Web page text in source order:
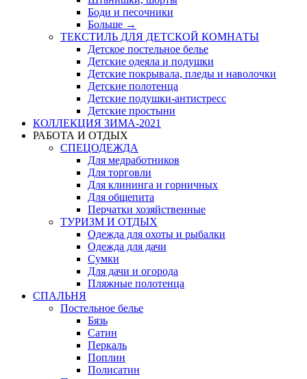
Боди и песочники
Больше →
ТЕКСТИЛЬ ДЛЯ ДЕТСКОЙ КОМНАТЫ
Детское постельное белье
Детские одеяла и подушки
Детские покрывала, пледы и наволочки
Детские полотенца
Детские подушки-антистресс
Детские простыни
КОЛЛЕКЦИЯ ЗИМА-2021
РАБОТА И ОТДЫХ
СПЕЦОДЕЖДА
Для медработников
Для торговли
Для клининга и горничных
Для общепита
Перчатки хозяйственные
ТУРИЗМ И ОТДЫХ
Одежда для охоты и рыбалки
Одежда для дачи
Сумки
Для дачи и огорода
Пляжные полотенца
СПАЛЬНЯ
Постельное белье
Бязь
Сатин
Перкаль
Поплин
Полисатин